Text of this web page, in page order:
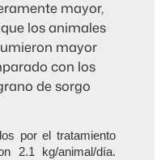
mayor,
los animales
mayor
con los
de sorgo
por el tratamiento
2.1 kg/animal/día.